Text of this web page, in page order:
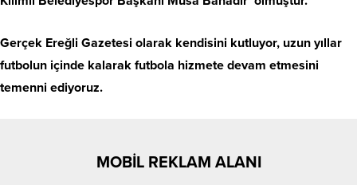
Gerçek Ereğli Gazetesi olarak kendisini kutluyor, uzun yıllar
futbolun içinde kalarak futbola hizmete devam etmesini
temenni ediyoruz.
MOBİL REKLAM ALANI